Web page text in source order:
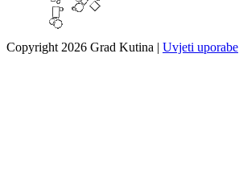
Copyright 2026 Grad Kutina | Uvjeti uporabe